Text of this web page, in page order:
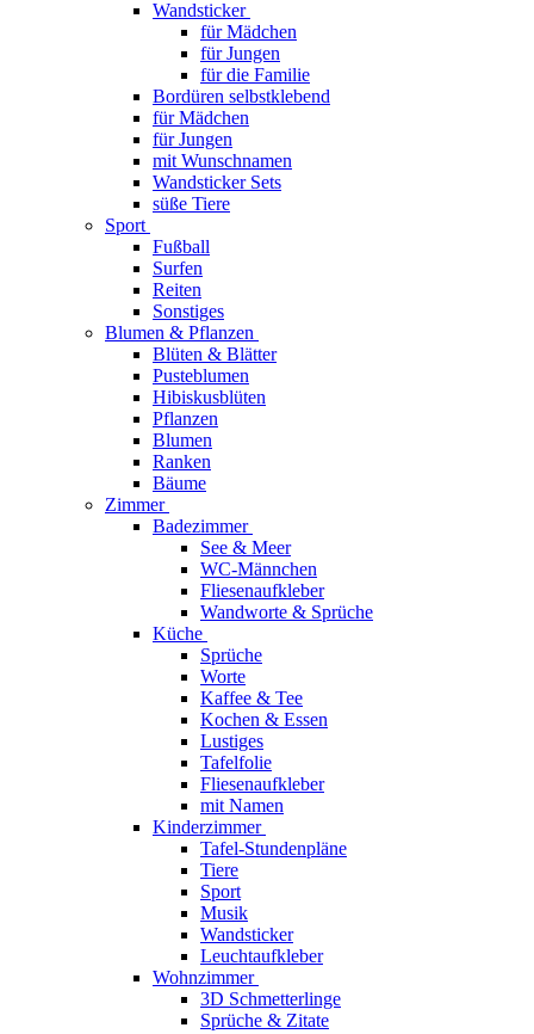
Wandsticker
für Mädchen
für Jungen
für die Familie
Bordüren selbstklebend
für Mädchen
für Jungen
mit Wunschnamen
Wandsticker Sets
süße Tiere
Sport
Fußball
Surfen
Reiten
Sonstiges
Blumen & Pflanzen
Blüten & Blätter
Pusteblumen
Hibiskusblüten
Pflanzen
Blumen
Ranken
Bäume
Zimmer
Badezimmer
See & Meer
WC-Männchen
Fliesenaufkleber
Wandworte & Sprüche
Küche
Sprüche
Worte
Kaffee & Tee
Kochen & Essen
Lustiges
Tafelfolie
Fliesenaufkleber
mit Namen
Kinderzimmer
Tafel-Stundenpläne
Tiere
Sport
Musik
Wandsticker
Leuchtaufkleber
Wohnzimmer
3D Schmetterlinge
Sprüche & Zitate